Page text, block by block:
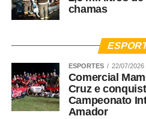
chamas
ESPORTES 22/07/2026
Comercial
Cruz e
Campeonato
Amador